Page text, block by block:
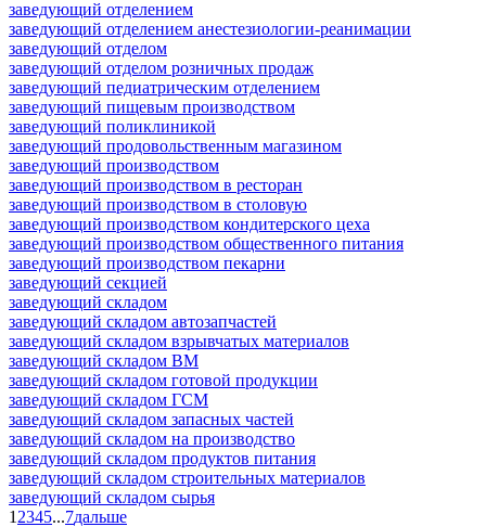
заведующий отделением
заведующий отделением анестезиологии-реанимации
заведующий отделом
заведующий отделом розничных продаж
заведующий педиатрическим отделением
заведующий пищевым производством
заведующий поликлиникой
заведующий продовольственным магазином
заведующий производством
заведующий производством в ресторан
заведующий производством в столовую
заведующий производством кондитерского цеха
заведующий производством общественного питания
заведующий производством пекарни
заведующий секцией
заведующий складом
заведующий складом автозапчастей
заведующий складом взрывчатых материалов
заведующий складом ВМ
заведующий складом готовой продукции
заведующий складом ГСМ
заведующий складом запасных частей
заведующий складом на производство
заведующий складом продуктов питания
заведующий складом строительных материалов
заведующий складом сырья
1 2345...7дальше